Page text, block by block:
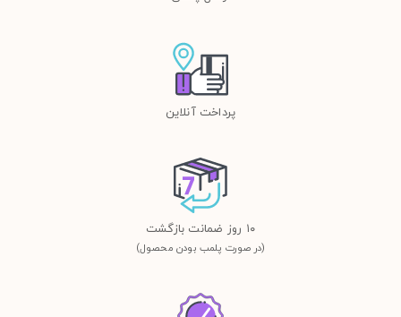
پرداخت آنلاین
١٠ روز ضمانت بازگشت
(در صورت پلمب بودن محصول)